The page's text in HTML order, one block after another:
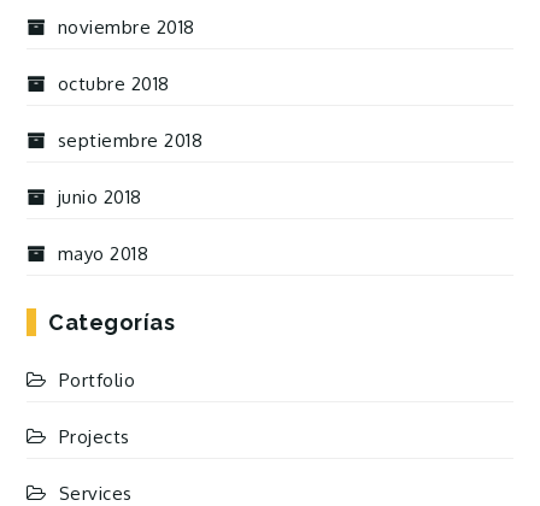
noviembre 2018
octubre 2018
septiembre 2018
junio 2018
mayo 2018
Categorías
Portfolio
Projects
Services